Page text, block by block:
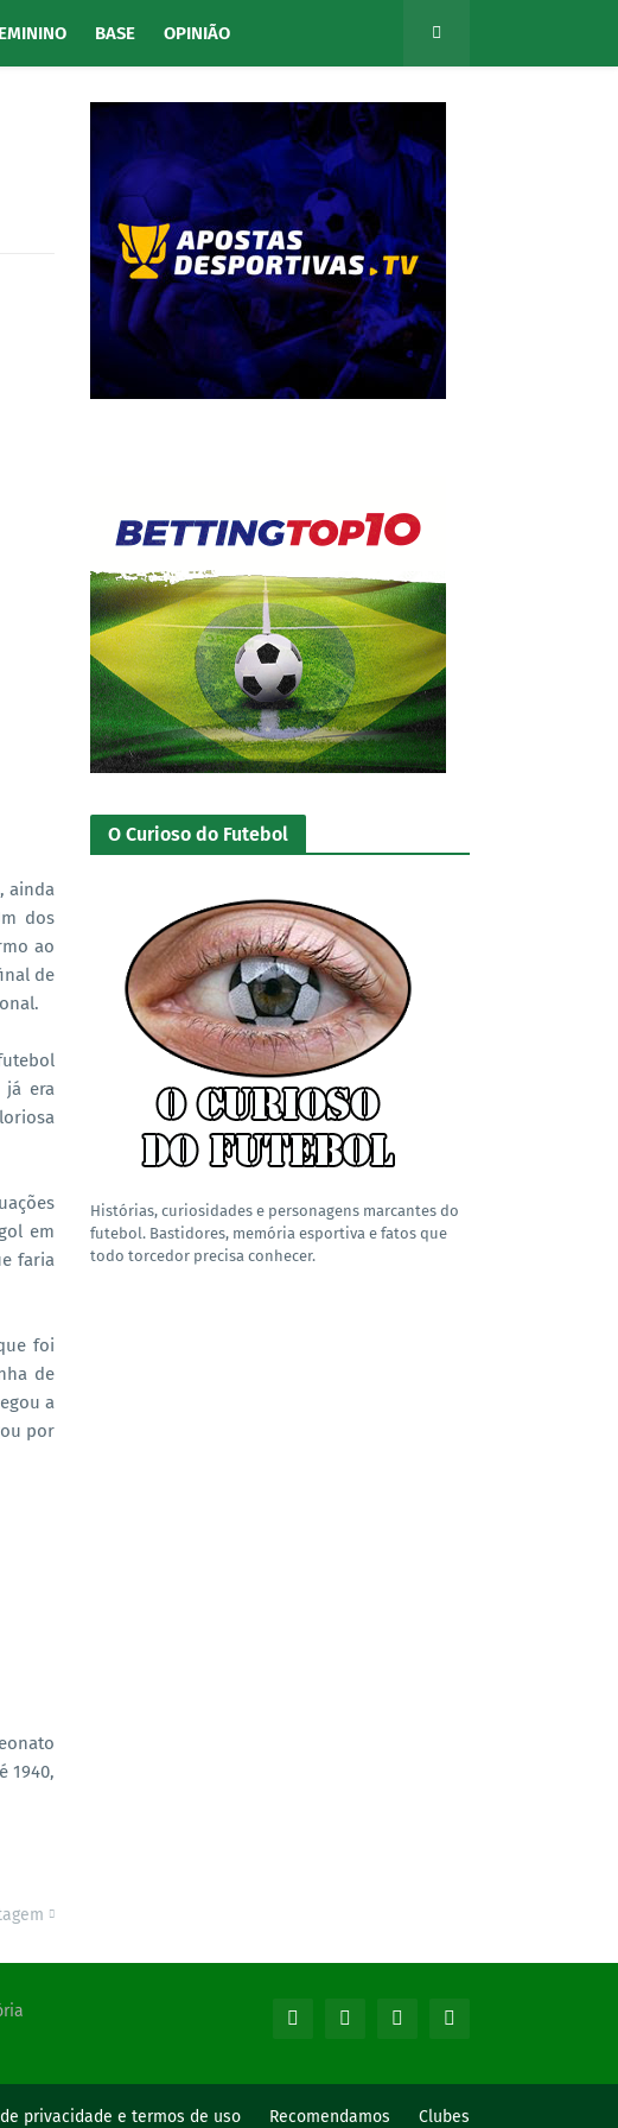
BASE OPINIÃO
ainda
dos
ao
de
já era
em
faria
foi
de
a
por
1940,
O Curioso do Futebol
Histórias, curiosidades e personagens marcantes do
futebol. Bastidores, memória esportiva e fatos que
todo torcedor precisa conhecer.
privacidade e termos de uso Recomendamos Clubes